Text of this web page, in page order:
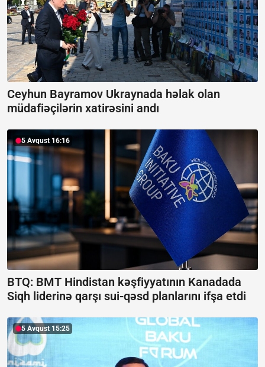
Ceyhun Bayramov Ukraynada həlak olan
müdafiəçilərin xatirəsini andı
5 Avqust 16:16
BTQ: BMT Hindistan kəşfiyyatının Kanadada
Siqh liderinə qarşı sui-qəsd planlarını ifşa etdi
5 Avqust 15:25